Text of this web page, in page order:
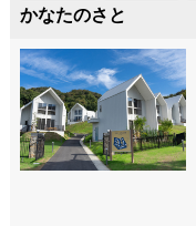
かなたのさと